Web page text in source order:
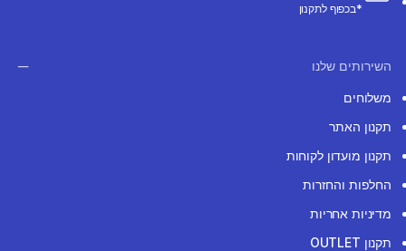
*בכפוף לתקנון
השירותים שלנו
משלוחים
תקנון האתר
תקנון מועדון לקוחות
החלפות והחזרות
מדיניות אחריות
תקנון OUTLET